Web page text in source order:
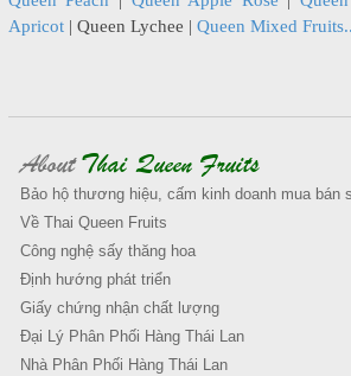
Apricot | Queen Lychee | Queen Mixed
AboutThai Queen Fruits
Bảo hộ thương hiệu, cấm kinh doanh mua bán
Về Thai Queen Fruits
Công nghệ sấy thăng hoa
Định hướng phát triển
Giấy chứng nhận chất lượng
Đại Lý Phân Phối Hàng Thái Lan
Nhà Phân Phối Hàng Thái Lan